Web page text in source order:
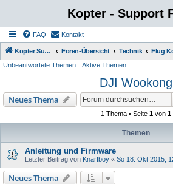
Kopter - Support
FAQ Kontakt
Kopter Support - von Anwendern für Anwender. Foren-Übersicht Technik
Unbeantwortete Themen Aktive Themen
DJI Wookong
Neues Thema
1 Thema • Seite 1 von 1
Themen
Anleitung und Firmware
Letzter Beitrag von Knarfboy « So 18. Okt 2015,
Neues Thema